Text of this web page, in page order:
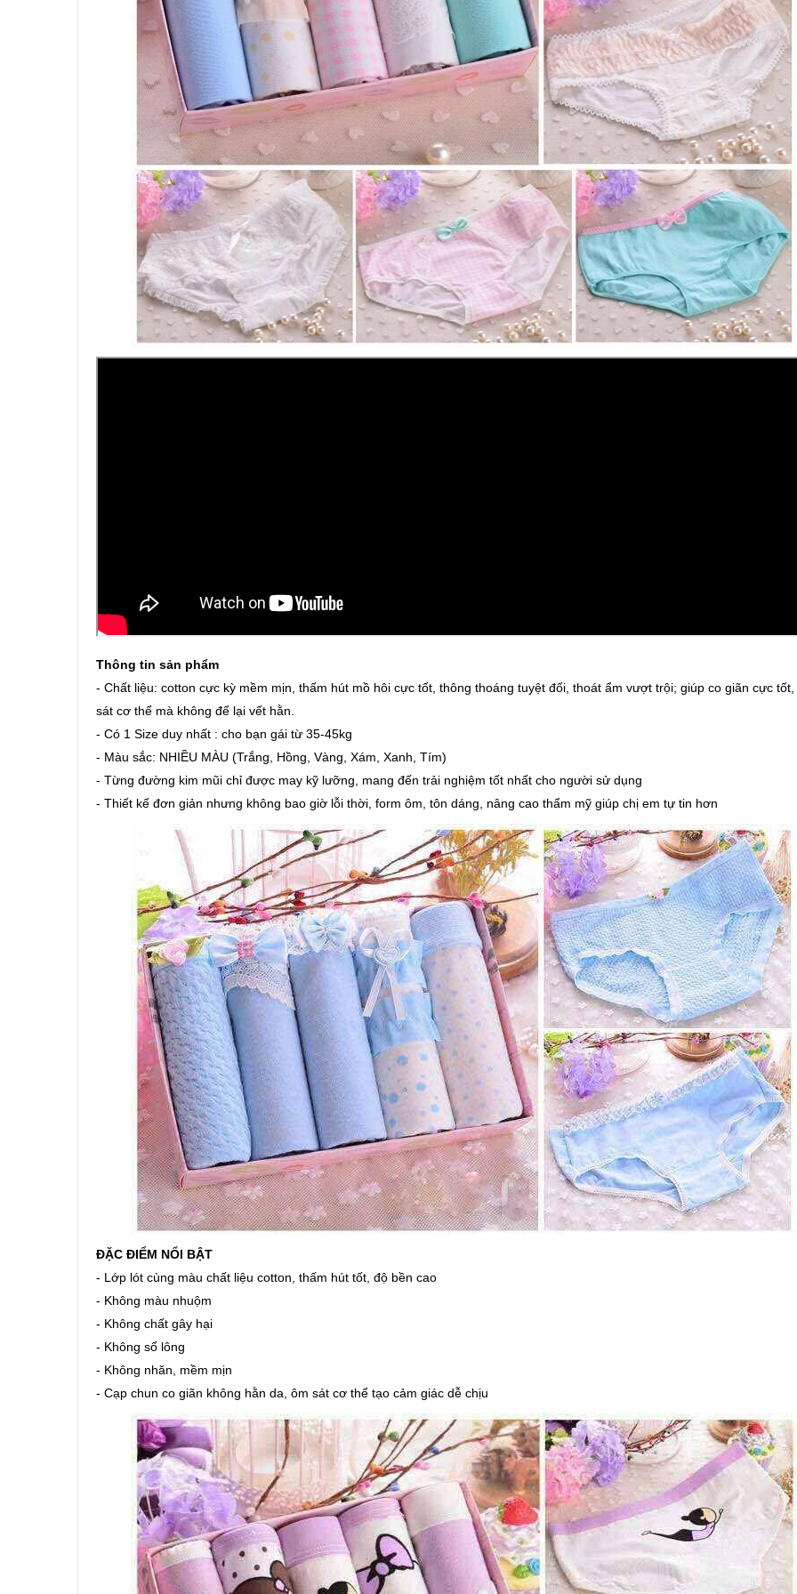
Thông tin sản phẩm
- Chất liệu: cotton cực kỳ mềm mịn, thấm hút mồ hôi cực tốt, thông thoáng tuyệt đối, thoát ẩm vượt trội; giúp co giãn cực tốt,
sát cơ thể mà không để lại vết hằn.
- Có 1 Size duy nhất : cho bạn gái từ 35-45kg
- Màu sắc: NHIỀU MÀU (Trắng, Hồng, Vàng, Xám, Xanh, Tím)
- Từng đường kim mũi chỉ được may kỹ lưỡng, mang đến trải nghiệm tốt nhất cho người sử dụng
- Thiết kế đơn giản nhưng không bao giờ lỗi thời, form ôm, tôn dáng, nâng cao thẩm mỹ giúp chị em tự tin hơn
ĐẶC ĐIỂM NỔI BẬT
- Lớp lót cùng màu chất liệu cotton, thấm hút tốt, độ bền cao
- Không màu nhuộm
- Không chất gây hại
- Không sổ lông
- Không nhăn, mềm mịn
- Cạp chun co giãn không hằn da, ôm sát cơ thể tạo cảm giác dễ chịu